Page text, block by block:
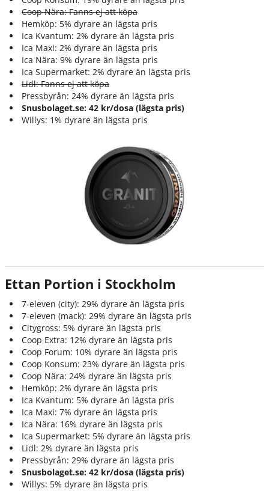
Coop Nära: Fanns ej att köpa
Hemköp: 5% dyrare än lägsta pris
Ica Kvantum: 2% dyrare än lägsta pris
Ica Maxi: 2% dyrare än lägsta pris
Ica Nära: 9% dyrare än lägsta pris
Ica Supermarket: 2% dyrare än lägsta pris
Lidl: Fanns ej att köpa
Pressbyrån: 24% dyrare än lägsta pris
Snusbolaget.se: 42 kr/dosa (lägsta pris)
Willys: 1% dyrare än lägsta pris
Ettan Portion i Stockholm
7-eleven (city): 29% dyrare än lägsta pris
7-eleven (mack): 29% dyrare än lägsta pris
Citygross: 5% dyrare än lägsta pris
Coop Extra: 12% dyrare än lägsta pris
Coop Forum: 10% dyrare än lägsta pris
Coop Konsum: 23% dyrare än lägsta pris
Coop Nära: 24% dyrare än lägsta pris
Hemköp: 2% dyrare än lägsta pris
Ica Kvantum: 5% dyrare än lägsta pris
Ica Maxi: 7% dyrare än lägsta pris
Ica Nära: 16% dyrare än lägsta pris
Ica Supermarket: 5% dyrare än lägsta pris
Lidl: 2% dyrare än lägsta pris
Pressbyrån: 29% dyrare än lägsta pris
Snusbolaget.se: 42 kr/dosa (lägsta pris)
Willys: 5% dyrare än lägsta pris